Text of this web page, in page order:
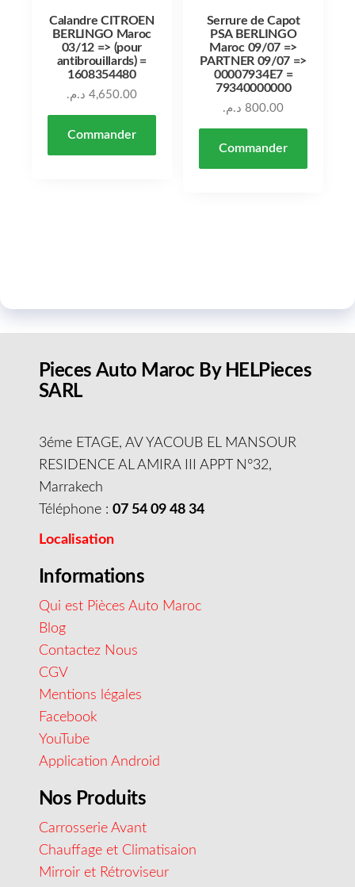
Calandre CITROEN
BERLINGO Maroc
03/12 => (pour
antibrouillards) =
1608354480
4,650.00 د.م.
Commander
Serrure de Capot
PSA BERLINGO
Maroc 09/07 =>
PARTNER 09/07 =>
00007934E7 =
79340000000
800.00 د.م.
Commander
Pieces Auto Maroc By HELPieces
SARL
3éme ETAGE, AV YACOUB EL MANSOUR
RESIDENCE AL AMIRA III APPT N°32,
Marrakech
Téléphone : 07 54 09 48 34
Localisation
Informations
Qui est Pièces Auto Maroc
Blog
Contactez Nous
CGV
Mentions légales
Facebook
YouTube
Application Android
Nos Produits
Carrosserie Avant
Chauffage et Climatisaion
Mirroir et Rétroviseur